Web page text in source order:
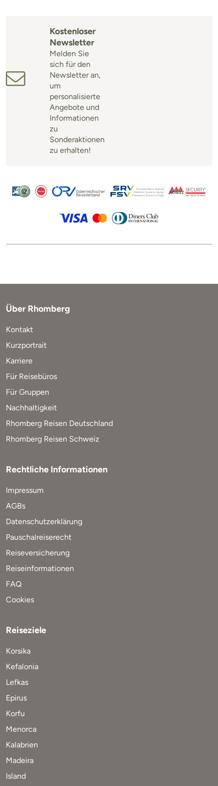
Kostenloser
Newsletter
Melden Sie
sich für den
Newsletter an,
um
personalisierte
Angebote und
Informationen
zu
Sonderaktionen
zu erhalten!
Über Rhomberg
Kontakt
Kurzportrait
Karriere
Für Reisebüros
Für Gruppen
Nachhaltigkeit
Rhomberg Reisen Deutschland
Rhomberg Reisen Schweiz
Rechtliche Informationen
Impressum
AGBs
Datenschutzerklärung
Pauschalreiserecht
Reiseversicherung
Reiseinformationen
FAQ
Cookies
Reiseziele
Korsika
Kefalonia
Lefkas
Epirus
Korfu
Menorca
Kalabrien
Madeira
Island